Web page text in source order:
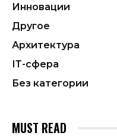
Инновации
Другое
Архитектура
ІТ-сфера
Без категории
MUST READ